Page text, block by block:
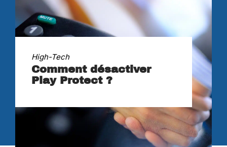
High-Tech
Comment désactiver
Play Protect ?